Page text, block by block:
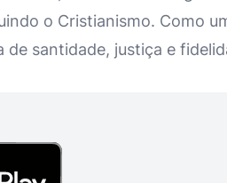
o Cristianismo. Como
santidade, justiça e